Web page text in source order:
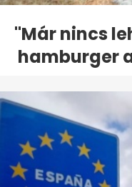
"Már nincs
hamburger